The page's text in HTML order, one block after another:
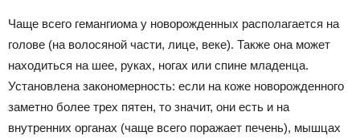
Чаще всего гемангиома у новорожденных располагается на
голове (на волосяной части, лице, веке). Также она может
находиться на шее, руках, ногах или спине младенца.
Установлена закономерность: если на коже новорожденного
заметно более трех пятен, то значит, они есть и на
внутренних органах (чаще всего поражает печень), мышцах